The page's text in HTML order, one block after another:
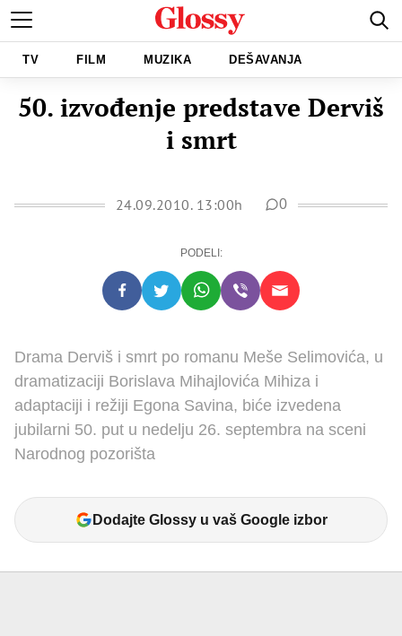
TV FILM MUZIKA DEŠAVANJA
50. izvođenje predstave Derviš
i smrt
24.09.2010. 13:00h 0
PODELI:
Drama Derviš i smrt po romanu Meše Selimovića, u
dramatizaciji Borislava Mihajlovića Mihiza i
adaptaciji i režiji Egona Savina, biće izvedena
jubilarni 50. put u nedelju 26. septembra na sceni
Narodnog pozorišta
Dodajte Glossy u vaš Google izbor